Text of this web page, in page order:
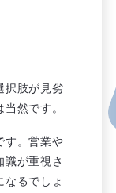
択肢が見劣
然です。
す。営業や
識が重視さ
なるでしょ